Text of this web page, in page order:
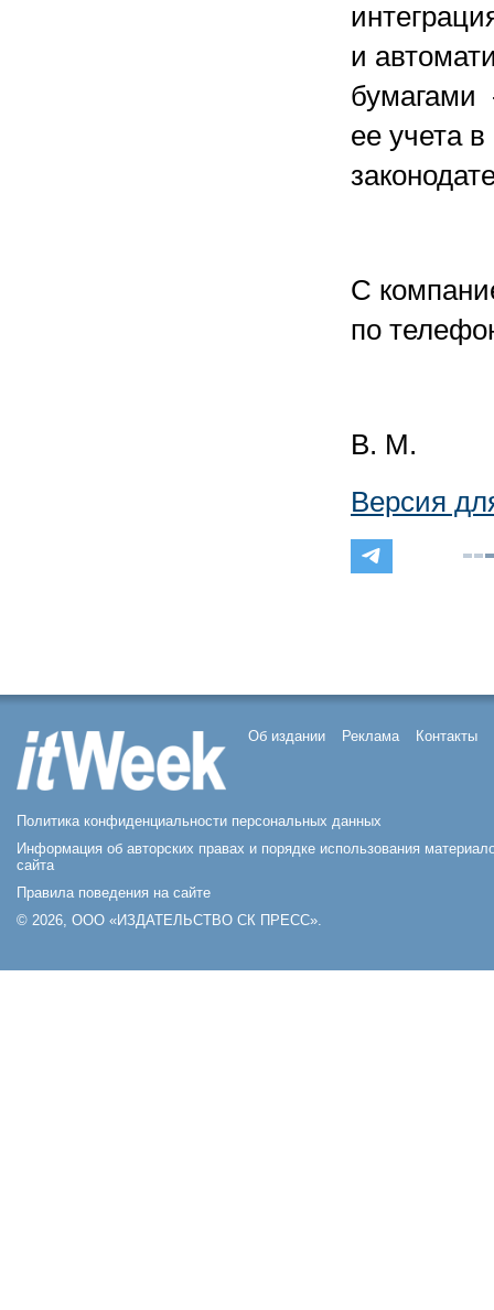
и
бумагами
ее учета
C
по
В. М.
Версия
Об издании Реклама Контакты
Политика конфиденциальности персональных данных
Информация об авторских правах и порядке использования
сайта
Правила поведения на сайте
© 2026, ООО «ИЗДАТЕЛЬСТВО СК ПРЕСС».